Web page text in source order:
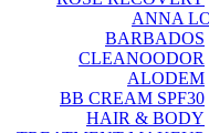
ANNA
BARBADOS
CLEANOODOR
ALODEM
BB CREAM SPF30
HAIR & BODY